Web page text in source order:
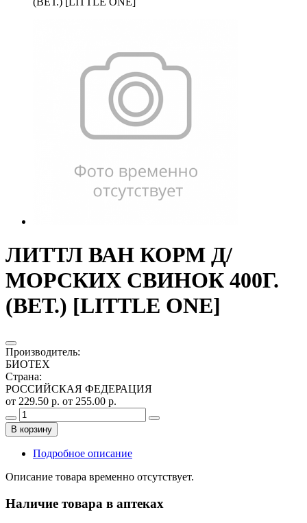
ЛИТТЛ ВАН КОРМ Д/
МОРСКИХ СВИНОК 400Г.
(ВЕТ.) [LITTLE ONE]
Производитель:
БИОТЕХ
Страна:
РОССИЙСКАЯ ФЕДЕРАЦИЯ
от 229.50 р. от 255.00 р.
В корзину
Подробное описание
Описание товара временно отсутствует.
Наличие товара в аптеках